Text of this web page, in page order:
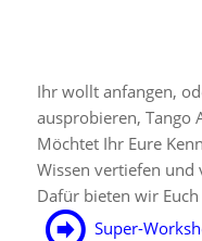
Ihr wollt anfangen,
ausprobieren, Tango
Möchtet Ihr Eure
Wissen vertiefen und
Dafür bieten wir
Super-